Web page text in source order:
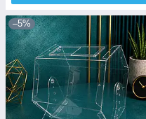
–5%